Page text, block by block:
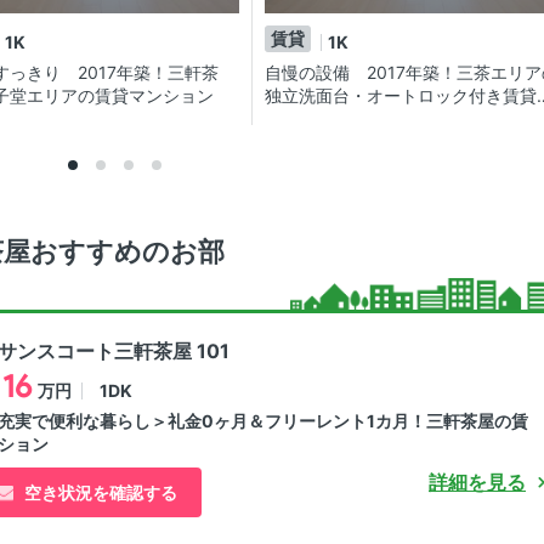
1K
っきり 2017年築！三軒茶
堂エリアの賃貸マンション
賃貸
1K
自慢の設備 2017年築！三茶エリ
独立洗面台・オートロック付き賃貸
おすすめのお部
ンスコート三軒茶屋 101
16 万円
1DK
実で便利な暮らし＞礼金0ヶ月＆フリーレント1カ月！三軒茶屋の賃
ョン
空き状況を確認する 詳細を見る